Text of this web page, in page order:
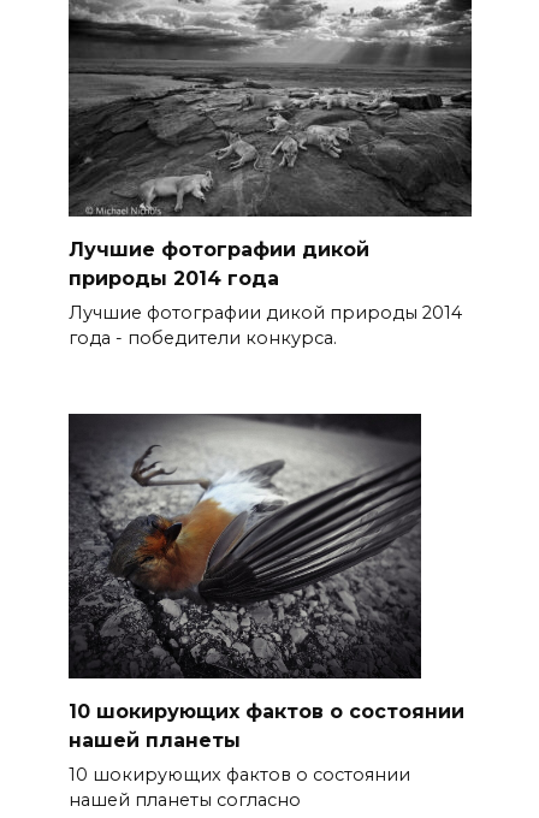
Лучшие фотографии дикой
природы 2014 года
Лучшие фотографии дикой природы 2014
года - победители конкурса.
10 шокирующих фактов о состоянии
нашей планеты
10 шокирующих фактов о состоянии
нашей планеты согласно